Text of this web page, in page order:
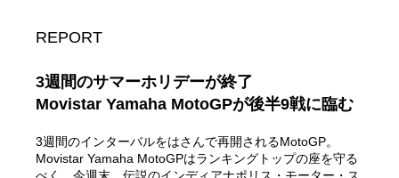
REPORT
3週間のサマーホリデーが終了
Movistar Yamaha MotoGPが後半9戦に臨む
3週間のインターバルをはさんで再開されるMotoGP。
Movistar Yamaha MotoGPはランキングトップの座を守る